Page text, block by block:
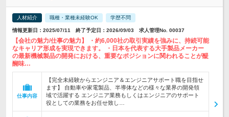
人材紹介 職種・業種未経験OK 学歴不問
情報更新日：2025/07/11 終了予定日：2026/09/03 求人管理No. 00037
【会社の魅力/仕事の魅力】 ・約6,000社の取引実績を強みに、持続可能
なキャリア形成を実現できます。 ・日本を代表する大手製品メーカー
の最新機械製品の開発における、重要なポジションに関われることが醍
醐味…
仕事内容
【完全未経験からエンジニア＆エンジニアサポート職を目指せ
ます】 自動車や家電製品、半導体などの様々な業界の開発領
域で活躍する エンジニア業務もしくはエンジニアのサポート
役としての業務をお任せ致し…